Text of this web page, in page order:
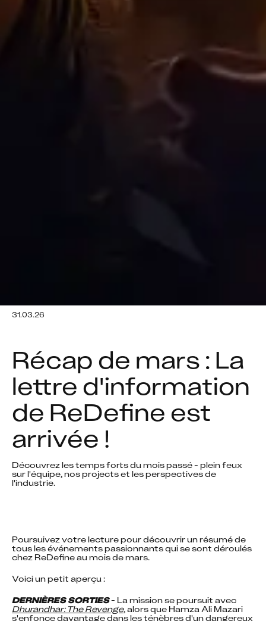
31.03.26
Récap de mars : La
lettre d'information
de ReDefine est
arrivée !
Découvrez les temps forts du mois passé - plein feux
sur l'équipe, nos projects et les perspectives de
l'industrie.
Poursuivez votre lecture pour découvrir un résumé de
tous les événements passionnants qui se sont déroulés
chez ReDefine au mois de mars.
Voici un petit aperçu :
DERNIÈRES SORTIES
Dhurandhar: The Revenge, alors que Hamza Ali Mazari
s'enfonce davantage dans les ténèbres d'un dangereux